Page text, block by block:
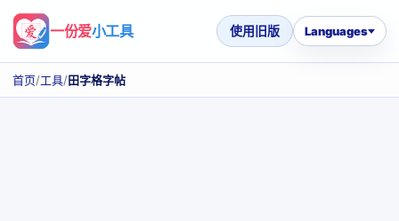
一份爱小工具 使用旧版 Languages
首页/工具/田字格字帖